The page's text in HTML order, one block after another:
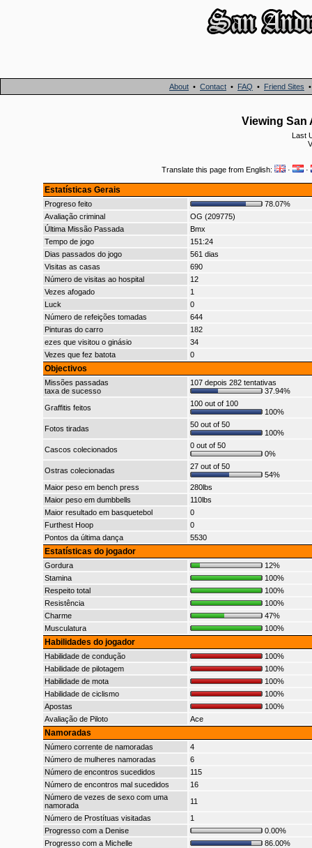
About • Contact • FAQ • Friend Sites
Viewing San
Last
Translate this page from English: · ·
Estatísticas Gerais
Progreso feito
78.07%
Avaliação criminal
OG (209775)
Última Missão Passada
Bmx
Tempo de jogo
151:24
Dias passados do jogo
561 dias
Visitas as casas
690
Número de visitas ao hospital
12
Vezes afogado
1
Luck
0
Número de refeições tomadas
644
Pinturas do carro
182
ezes que visitou o ginásio
34
Vezes que fez batota
0
Objectivos
Missões passadas
taxa de sucesso
107 depois 282 tentativas
37.94%
Graffitis feitos
100 out of 100
100%
Fotos tiradas
50 out of 50
100%
Cascos colecionados
0 out of 50
0%
Ostras colecionadas
27 out of 50
54%
Maior peso em bench press
280lbs
Maior peso em dumbbells
110lbs
Maior resultado em basquetebol
0
Furthest Hoop
0
Pontos da última dança
5530
Estatísticas do jogador
Gordura
12%
Stamina
100%
Respeito total
100%
Resistência
100%
Charme
47%
Musculatura
100%
Habilidades do jogador
Habilidade de condução
100%
Habilidade de pilotagem
100%
Habilidade de mota
100%
Habilidade de ciclismo
100%
Apostas
100%
Avaliação de Piloto
Ace
Namoradas
Número corrente de namoradas
4
Número de mulheres namoradas
6
Número de encontros sucedidos
115
Número de encontros mal sucedidos
16
Número de vezes de sexo com uma
namorada
11
Número de Prostítuas visitadas
1
Progresso com a Denise
0.00%
Progresso com a Michelle
86.00%